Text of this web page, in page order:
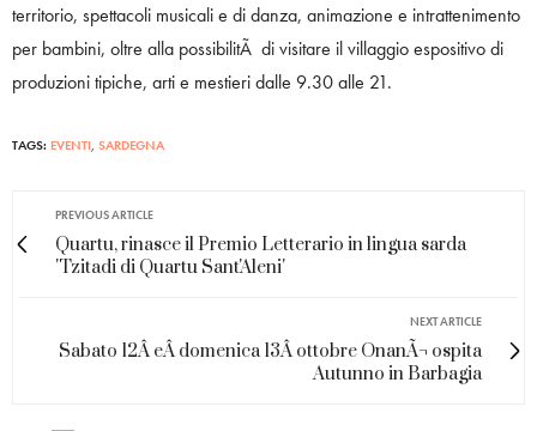
territorio, spettacoli musicali e di danza, animazione e intrattenimento
per bambini, oltre alla possibilitÃ di visitare il villaggio espositivo di
produzioni tipiche, arti e mestieri dalle 9.30 alle 21.
TAGS: EVENTI SARDEGNA
PREVIOUS ARTICLE
Quartu, rinasce il Premio Letterario in lingua sarda
'Tzitadi di Quartu Sant'Aleni'
NEXT ARTICLE
Sabato 12Â eÂ domenica 13Â ottobre OnanÃ¬ ospita
Autunno in Barbagia